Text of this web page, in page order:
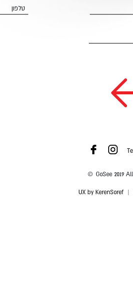
טלפון
© GoSee 2019
UX by KerenSoref|